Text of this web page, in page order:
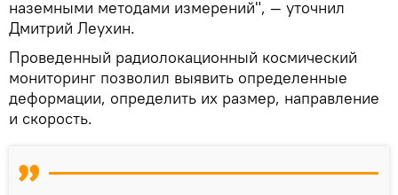
наземными методами измерений", — уточнил
Дмитрий Леухин.
Проведенный радиолокационный космический
мониторинг позволил выявить определенные
деформации, определить их размер, направление
и скорость.